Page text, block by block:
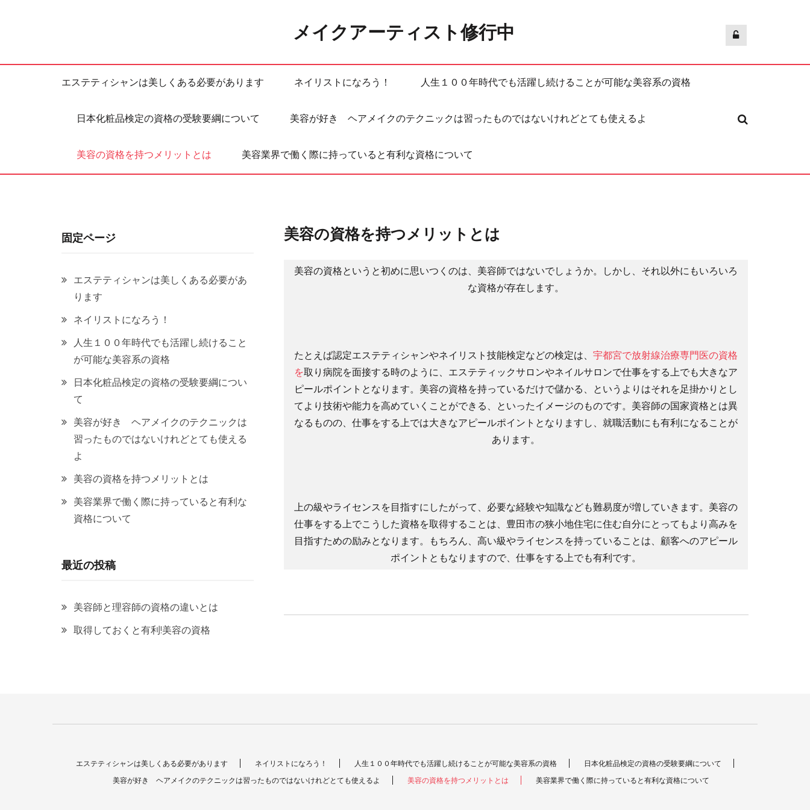
メイクアーティスト修行中
エステティシャンは美しくある必要があります ネイリストになろう！ 人生１００年時代でも活躍し続けることが可能な美容系の資格
日本化粧品検定の資格の受験要綱について 美容が好き ヘアメイクのテクニックは習ったものではないけれどとても使えるよ
美容の資格を持つメリットとは 美容業界で働く際に持っていると有利な資格について
美容の資格を持つメリットとは
美容の資格というと初めに思いつくのは、美容師ではないでしょうか。しかし、それ以外にもいろいろ
な資格が存在します。
たとえば認定エステティシャンやネイリスト技能検定などの検定は、宇都宮で放射線治療専門医の資格
を取り病院を面接する時のように、エステティックサロンやネイルサロンで仕事をする上でも大きなア
ピールポイントとなります。美容の資格を持っているだけで儲かる、というよりはそれを足掛かりとし
てより技術や能力を高めていくことができる、といったイメージのものです。美容師の国家資格とは異
なるものの、仕事をする上では大きなアピールポイントとなりますし、就職活動にも有利になることが
あります。
上の級やライセンスを目指すにしたがって、必要な経験や知識なども難易度が増していきます。美容の
仕事をする上でこうした資格を取得することは、豊田市の狭小地住宅に住む自分にとってもより高みを
目指すための励みとなります。もちろん、高い級やライセンスを持っていることは、顧客へのアピール
ポイントともなりますので、仕事をする上でも有利です。
固定ページ
エステティシャンは美しくある必要があ
ります
ネイリストになろう！
人生１００年時代でも活躍し続けること
が可能な美容系の資格
日本化粧品検定の資格の受験要綱につい
て
美容が好き ヘアメイクのテクニックは
習ったものではないけれどとても使える
よ
美容の資格を持つメリットとは
美容業界で働く際に持っていると有利な
資格について
最近の投稿
美容師と理容師の資格の違いとは
取得しておくと有利!美容の資格
エステティシャンは美しくある必要があります ネイリストになろう！ 人生１００年時代でも活躍し続けることが可能な美容系の資格
日本化粧品検定の資格の受験要綱について
美容が好き ヘアメイクのテクニックは習ったものではないけれどとても使えるよ
美容の資格を持つメリットとは 美容業界で働く際に持っていると有利な資格について